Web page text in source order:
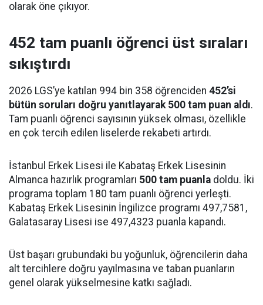
olarak öne çıkıyor.
452 tam puanlı öğrenci üst sıraları
sıkıştırdı
2026 LGS’ye katılan 994 bin 358 öğrenciden 452’si
bütün soruları doğru yanıtlayarak 500 tam puan aldı.
Tam puanlı öğrenci sayısının yüksek olması, özellikle
en çok tercih edilen liselerde rekabeti artırdı.
İstanbul Erkek Lisesi ile Kabataş Erkek Lisesinin
Almanca hazırlık programları 500 tam puanla doldu. İki
programa toplam 180 tam puanlı öğrenci yerleşti.
Kabataş Erkek Lisesinin İngilizce programı 497,7581,
Galatasaray Lisesi ise 497,4323 puanla kapandı.
Üst başarı grubundaki bu yoğunluk, öğrencilerin daha
alt tercihlere doğru yayılmasına ve taban puanların
genel olarak yükselmesine katkı sağladı.